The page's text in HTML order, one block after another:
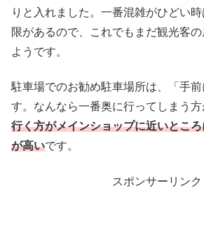
りと入れました。一番混雑がひどい
限があるので、これでもまだ観光客
ようです。
駐車場でのお勧め駐車場所は、「手
す。なんなら一番奥に行ってしまう方
行く方がメインショップに近いとこ
が高いです。
スポンサーリンク